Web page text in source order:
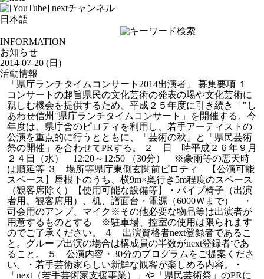
INFORMATION
お知らせ
2014-07-20 (日)
活動情報
「県庁ランチタイムコンサート2014出演者」 募集要項 １
コンサートの趣旨県民の文化芸術の発表の場や文化芸術に
親しむ機会を提供するため、平成２５年度に引き続き「"し
あわせ信州"県庁ランチタイムコンサート」を開催する。今
年度は、県庁舎のピロティを利用し、若手アーティストの
公演を重点的に行うとともに、「芸術の秋」と「県民芸術
祭の開催」を合わせてPRする。 ２ 日 時平成２６年９月
２４日（水） 12:20～12:50 （30分） ※豪雨等の悪天時
は順延等 ３ 場所等県庁東側玄関前ピロティ 【公演可能
スペース】屋根下のうち、横9m×奥行き5m程度のスペース
（観客席除く）【使用可能な設備等】・パイプ椅子（出演
者用、観客席用）、机、譜面台・電源（6000Ｗまで） ・
司会用のアンプ、マイク※その他必要な物品等は出演者が
用意するものとする ※駐車場、控室の使用は限られます
のでご了承ください。 ４ 出演資格者next登録者であるこ
と。グループ出演の場合は構成員の半数がnext登録者であ
ること。 ５ 公演内容・30分のプログラムをご提案くださ
い。・若手芸術家らしい新鮮な観客が楽しめる内容。・
「next（若手芸術家支援事業）」や「県民芸術祭」のPRに